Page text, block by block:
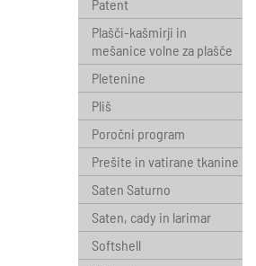
Patent
Plašči-kašmirji in
mešanice volne za plašče
Pletenine
Pliš
Poročni program
Prešite in vatirane tkanine
Saten Saturno
Saten, cady in larimar
Softshell